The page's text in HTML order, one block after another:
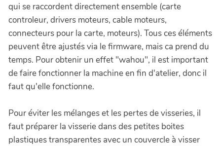
qui se raccordent directement ensemble (carte
controleur, drivers moteurs, cable moteurs,
connecteurs pour la carte, moteurs). Tous ces éléments
peuvent être ajustés via le firmware, mais ca prend du
temps. Pour obtenir un effet "wahou", il est important
de faire fonctionner la machine en fin d'atelier, donc il
faut qu'elle fonctionne.
Pour éviter les mélanges et les pertes de visseries, il
faut préparer la visserie dans des petites boites
plastiques transparentes avec un couvercle à visser